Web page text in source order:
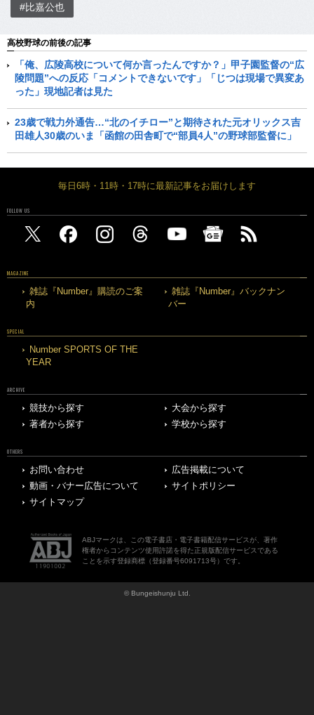
#比嘉公也
高校野球の前後の記事
「俺、広陵高校について何か言ったんですか？」甲子園監督の“広
陵問題”への反応「コメントできないです」「じつは現場で異変あ
った」現地記者は見た
23歳で戦力外通告…“北のイチロー”と期待された元オリックス吉
田雄人30歳のいま「函館の田舎町で“部員4人”の野球部監督に」
毎日6時・11時・17時に最新記事をお届けします
FOLLOW US
MAGAZINE
雑誌『Number』購読のご案
内
雑誌『Number』バックナン
バー
SPECIAL
Number SPORTS OF THE
YEAR
ARCHIVE
競技から探す
大会から探す
著者から探す
学校から探す
OTHERS
お問い合わせ
広告掲載について
動画・バナー広告について
サイトポリシー
サイトマップ
ABJマークは、この電子書店・電子書籍配信サービスが、著作
権者からコンテンツ使用許諾を得た正規版配信サービスである
ことを示す登録商標（登録番号6091713号）です。
© Bungeishunju Ltd.